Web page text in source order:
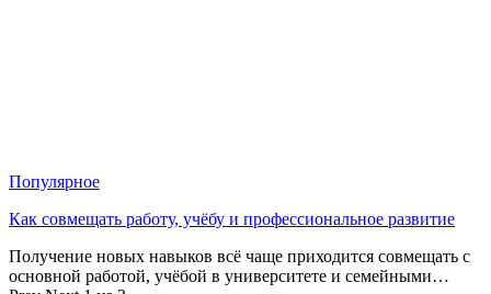
Популярное
Как совмещать работу, учёбу и профессиональное развитие
Получение новых навыков всё чаще приходится совмещать с
основной работой, учёбой в университете и семейными…